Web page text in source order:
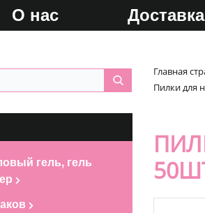
О нас Доставка
Главная
Пилки для
гель, гель